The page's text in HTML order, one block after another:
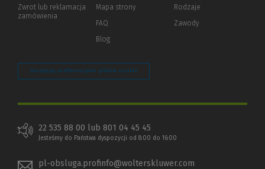
innej
Zwrot lub reklamacja
zamówienia
Mapa strony
FAQ
Blog
Rodzaje
Zawody
Zarządzaj preferencjami plików cookie
22 535 88 00 lub 801 04 45 45
Jesteśmy do Państwa dyspozycji od 8:00 do 16:00
pl-obsluga.profinfo@wolterskluwer.com